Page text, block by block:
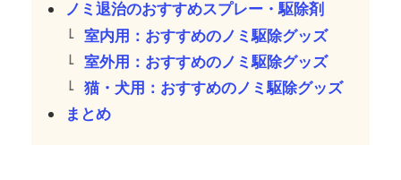
ノミ退治のおすすめスプレー・駆除剤
室内用：おすすめのノミ駆除グッズ
室外用：おすすめのノミ駆除グッズ
猫・犬用：おすすめのノミ駆除グッズ
まとめ